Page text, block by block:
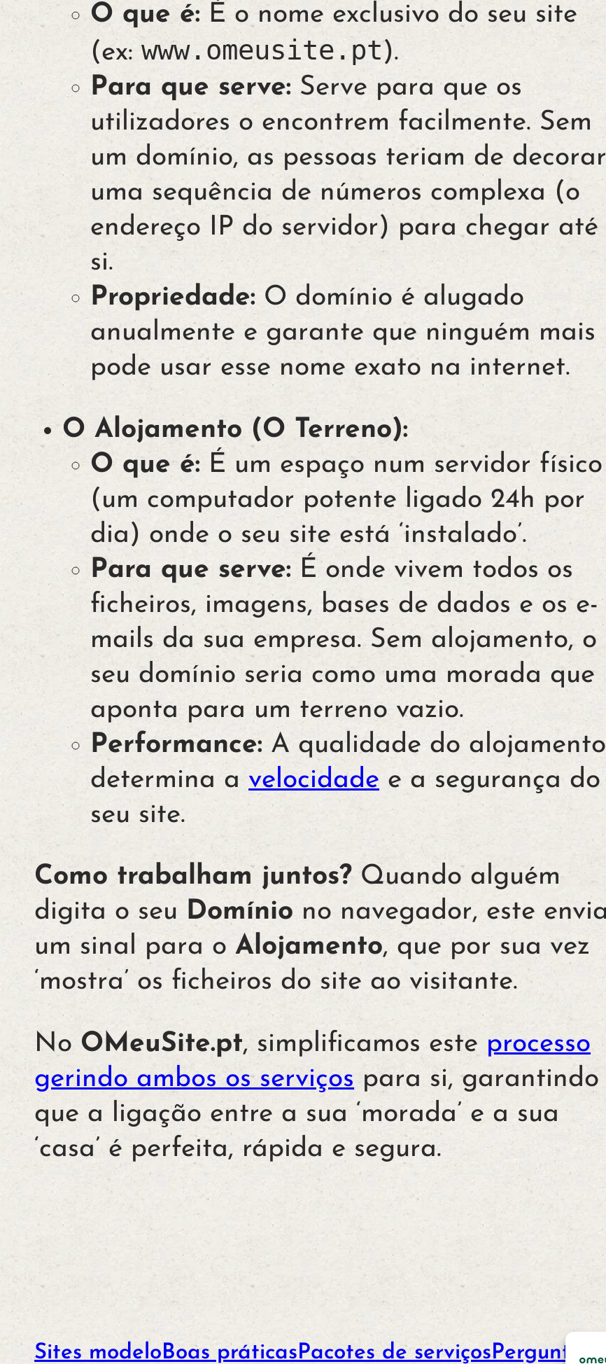
O que é: É o nome exclusivo do seu site
(ex:www.omeusite.pt).
Para que serve: Serve para que os
utilizadores o encontrem facilmente. Sem
um domínio, as pessoas teriam de decorar
uma sequência de números complexa (o
endereço IP do servidor) para chegar até
si.
Propriedade: O domínio é alugado
anualmente e garante que ninguém mais
pode usar esse nome exato na internet.
O Alojamento (O Terreno):
O que é: É um espaço num servidor físico
(um computador potente ligado 24h por
dia) onde o seu site está ‘instalado’.
Para que serve: É onde vivem todos os
ficheiros, imagens, bases de dados e os e-
mails da sua empresa. Sem alojamento, o
seu domínio seria como uma morada que
aponta para um terreno vazio.
Performance: A qualidade do alojamento
determina a velocidade e a segurança do
seu site.
Como trabalham juntos? Quando alguém
digita o seu Domínio no navegador, este envia
um sinal para oAlojamento, que por sua vez
‘mostra’ os ficheiros do site ao visitante.
No OMeuSite.pt, simplificamos este processo
gerindo ambos os serviços para si, garantindo
que a ligação entre a sua ‘morada’ e a sua
‘casa’ é perfeita, rápida e segura.
Sites modeloBoas práticasPacotes de serviçosPerguntas